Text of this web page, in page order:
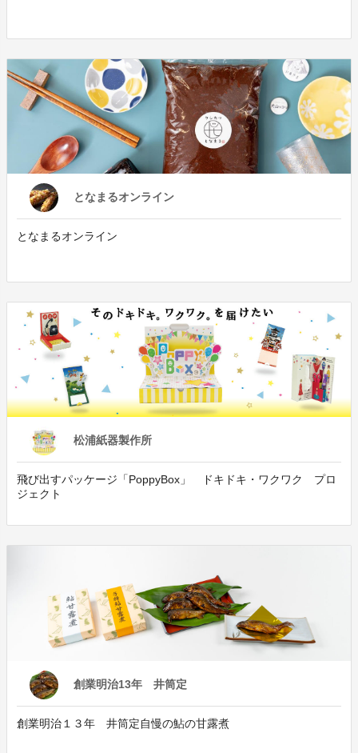
となまるオンライン
となまるオンライン
松浦紙器製作所
飛び出すパッケージ「PoppyBox」 ドキドキ・ワクワク プロ
ジェクト
創業明治13年 井筒定
創業明治１３年 井筒定自慢の鮎の甘露煮